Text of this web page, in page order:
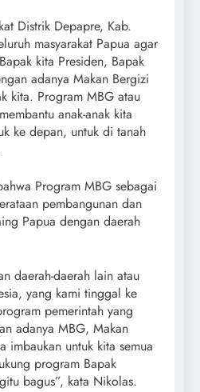
Distrik Depapre, Kab.
masyarakat Papua agar
kita Presiden, Bapak
adanya Makan Bergizi
kita. Program MBG atau
anak-anak kita
ke depan, untuk di tanah
Program MBG sebagai
pembangunan dan
Papua dengan daerah
daerah-daerah lain atau
yang kami tinggal ke
pemerintah yang
adanya MBG, Makan
imbaukan untuk kita semua
program Bapak
bagus”, kata Nikolas.